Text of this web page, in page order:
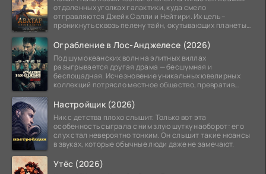
отдаленных уголках галактики, куда смело
отправляются Джейк Салли и Нейтири. Их цель –
проникнуть сквозь пелену тайн, окутывающих планеты
Ограбление в Лос-Анджелесе (2026)
Под шум океанских волн на элитных виллах
разыгрывается другая драма — бесшумная и
беспощадная. Исчезновение уникальных ювелирных
коллекций потрясло местное общество, превратив
Настройщик (2026)
Ник с детства плохо слышит. Только вот эта
особенность сыграла с ним злую шутку наоборот: его
слух стал невероятно тонким. Он слышит такие нюансы
в звуках, которые обычные люди даже не замечают.
Утёс (2026)